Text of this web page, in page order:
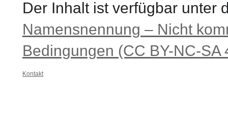
Der Inhalt ist verfügbar unter
Namensnennung – Nicht
Bedingungen (CC BY-NC-SA
Kontakt